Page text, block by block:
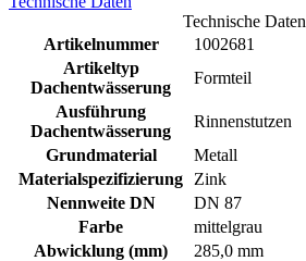
Technische Daten
Artikelnummer
1002681
Artikeltyp
Dachentwässerung
Formteil
Ausführung
Dachentwässerung
Rinnenstutzen
Grundmaterial
Metall
Materialspezifizierung
Zink
Nennweite DN
DN 87
Farbe
mittelgrau
Abwicklung (mm)
285,0 mm